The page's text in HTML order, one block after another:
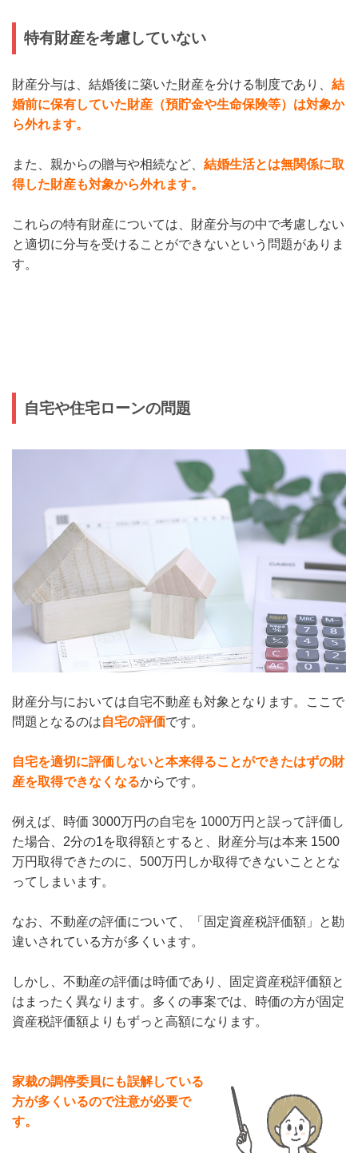
特有財産を考慮していない
財産分与は、結婚後に築いた財産を分ける制度であり、 結
婚前に保有していた財産（預貯金や生命保険等）は対象か
ら外れます。
また、親からの贈与や相続など、 結婚生活とは無関係に取
得した財産も対象から外れます。
これらの特有財産については、財産分与の中で考慮しない
と適切に分与を受けることができないという問題がありま
す。
自宅や住宅ローンの問題
財産分与においては自宅不動産も対象となります。ここで
問題となるのは自宅の評価です。
自宅を適切に評価しないと本来得ることができたはずの財
産を取得できなくなるからです。
例えば、時価 3000万円の自宅を 1000万円と誤って評価し
た場合、2分の1を取得額とすると、財産分与は本来 1500
万円取得できたのに、500万円しか取得できないこととな
ってしまいます。
なお、不動産の評価について、「固定資産税評価額」と勘
違いされている方が多くいます。
しかし、不動産の評価は時価であり、固定資産税評価額と
はまったく異なります。多くの事案では、時価の方が固定
資産税評価額よりもずっと高額になります。
家裁の調停委員にも誤解している
方が多くいるので注意が必要で
す。